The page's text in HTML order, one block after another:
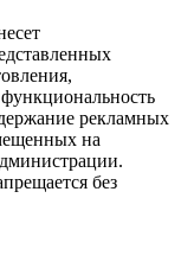
рекламных
на
без